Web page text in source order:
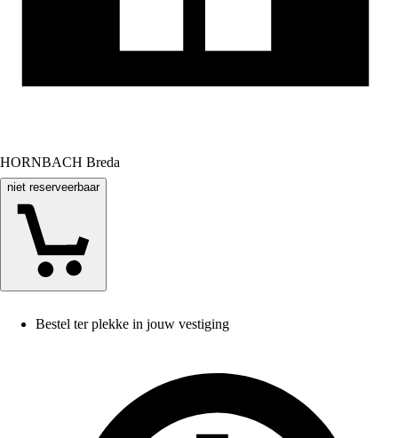
HORNBACH Breda
niet reserveerbaar
Bestel ter plekke in jouw vestiging